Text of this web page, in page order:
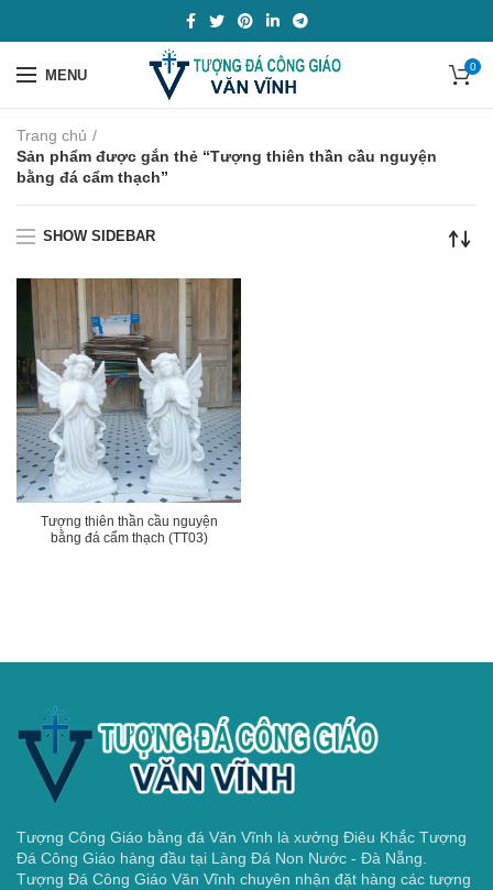
MENU 0
Trang chủ
Sản phẩm được gắn thẻ “Tượng thiên thần cầu nguyện
bằng đá cẩm thạch”
SHOW SIDEBAR
Tượng thiên thần cầu nguyện
bằng đá cẩm thạch (TT03)
Tượng Công Giáo bằng đá Văn Vĩnh là xưởng Điêu Khắc Tượng
Đá Công Giáo hàng đầu tại Làng Đá Non Nước - Đà Nẵng.
Tượng Đá Công Giáo Văn Vĩnh chuyên nhận đặt hàng các tượng